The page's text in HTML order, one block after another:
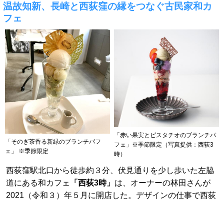
温故知新、長崎と西荻窪の縁をつなぐ古民家和カ
フェ
西荻窪駅北口から徒歩約３分、伏見通りを少し歩いた左脇
道にある和カフェ
「西荻3時」 は、オーナーの林田さんが
2021（令和３）年５月に開店した。デザインの仕事で西荻
「そのぎ茶香る新緑のブランチパフ
ェ」 ※季節限定
「赤い果実とピスタチオのブランチパ
フェ」※季節限定（写真提供：西荻3
時）